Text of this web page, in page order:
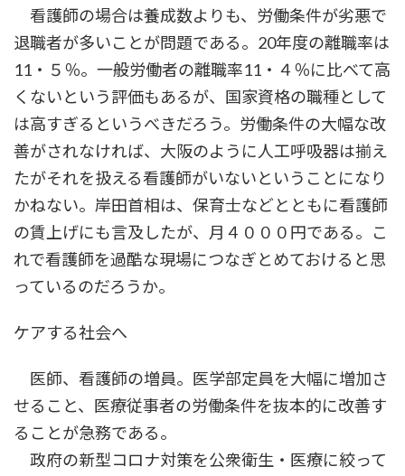
看護師の場合は養成数よりも、労働条件が劣悪で
退職者が多いことが問題である。20年度の離職率は
11・５％。一般労働者の離職率11・４％に比べて高
くないという評価もあるが、国家資格の職種として
は高すぎるというべきだろう。労働条件の大幅な改
善がされなければ、大阪のように人工呼吸器は揃え
たがそれを扱える看護師がいないということになり
かねない。岸田首相は、保育士などとともに看護師
の賃上げにも言及したが、月４０００円である。こ
れで看護師を過酷な現場につなぎとめておけると思
っているのだろうか。
ケアする社会へ
医師、看護師の増員。医学部定員を大幅に増加さ
せること、医療従事者の労働条件を抜本的に改善す
ることが急務である。
政府の新型コロナ対策を公衆衛生・医療に絞って